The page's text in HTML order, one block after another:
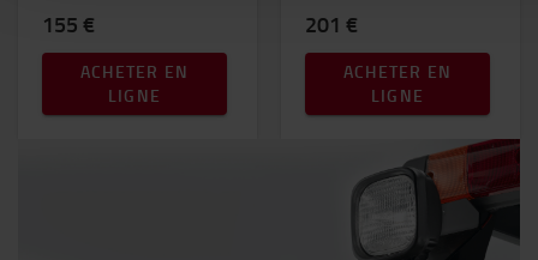
155 €
ACHETER EN
LIGNE
201 €
ACHETER EN
LIGNE